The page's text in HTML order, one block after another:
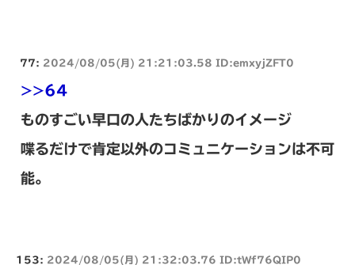
77: 2024/08/05(月) 21:21:03.58 ID:emxyjZFT0
>>64
ものすごい早口の人たちばかりのイメージ
喋るだけで肯定以外のコミュニケーションは不可
能。
153: 2024/08/05(月) 21:32:03.76 ID:tWf76QIP0